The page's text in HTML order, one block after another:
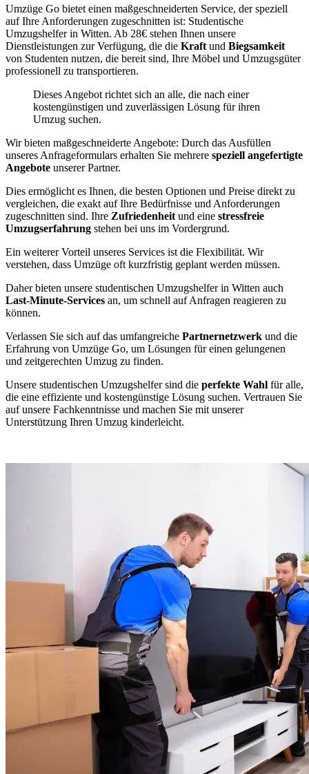
Umzüge Go bietet einen maßgeschneiderten Service, der speziell
auf Ihre Anforderungen zugeschnitten ist: Studentische
Umzugshelfer in Witten. Ab 28€ stehen Ihnen unsere
Dienstleistungen zur Verfügung, die die Kraft und Biegsamkeit
von Studenten nutzen, die bereit sind, Ihre Möbel und Umzugsgüter
professionell zu transportieren.
Dieses Angebot richtet sich an alle, die nach einer
kostengünstigen und zuverlässigen Lösung für ihren
Umzug suchen.
Wir bieten maßgeschneiderte Angebote: Durch das Ausfüllen
unseres Anfrageformulars erhalten Sie mehrere speziell angefertigte
Angebote unserer Partner.
Dies ermöglicht es Ihnen, die besten Optionen und Preise direkt zu
vergleichen, die exakt auf Ihre Bedürfnisse und Anforderungen
zugeschnitten sind. Ihre Zufriedenheit und eine stressfreie
Umzugserfahrung stehen bei uns im Vordergrund.
Ein weiterer Vorteil unseres Services ist die Flexibilität. Wir
verstehen, dass Umzüge oft kurzfristig geplant werden müssen.
Daher bieten unsere studentischen Umzugshelfer in Witten auch
Last-Minute-Services an, um schnell auf Anfragen reagieren zu
können.
Verlassen Sie sich auf das umfangreiche Partnernetzwerk und die
Erfahrung von Umzüge Go, um Lösungen für einen gelungenen
und zeitgerechten Umzug zu finden.
Unsere studentischen Umzugshelfer sind die perfekte Wahl für alle,
die eine effiziente und kostengünstige Lösung suchen. Vertrauen Sie
auf unsere Fachkenntnisse und machen Sie mit unserer
Unterstützung Ihren Umzug kinderleicht.